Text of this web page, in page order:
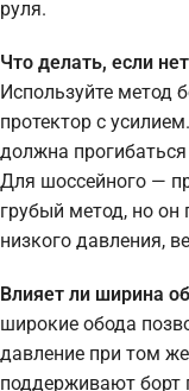
руля.
Что делать, если
Используйте метод
протектор с
должна
Для шоссейного —
грубый метод, но он
низкого давления,
Влияет ли ширина
широкие обода
давление при том
поддерживают борт